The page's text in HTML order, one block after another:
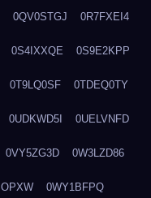
0QV0STGJ 0R7FXEI4
0S4IXXQE 0S9E2KPP
0T9LQ0SF 0TDEQ0TY
0UDKWD5I 0UELVNFD
0VY5ZG3D 0W3LZD86
0WY1BFPQ